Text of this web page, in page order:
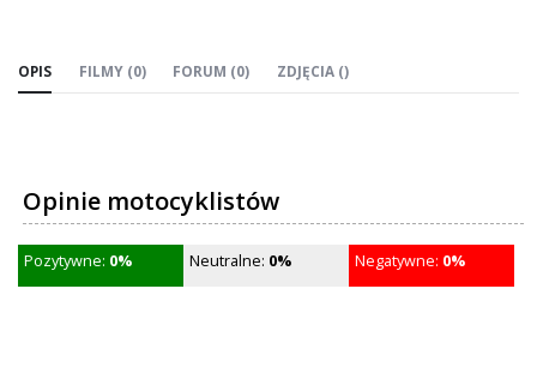
OPIS FILMY (0) FORUM (0) ZDJĘCIA ()
Opinie motocyklistów
Pozytywne: 0% Neutralne: 0% Negatywne: 0%